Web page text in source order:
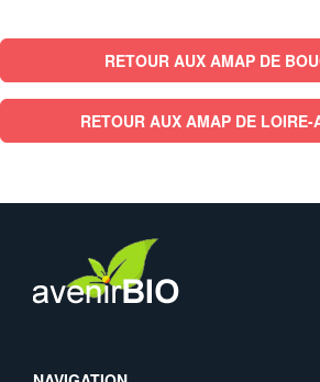
RETOUR AUX AMAP DE
RETOUR AUX AMAP DE